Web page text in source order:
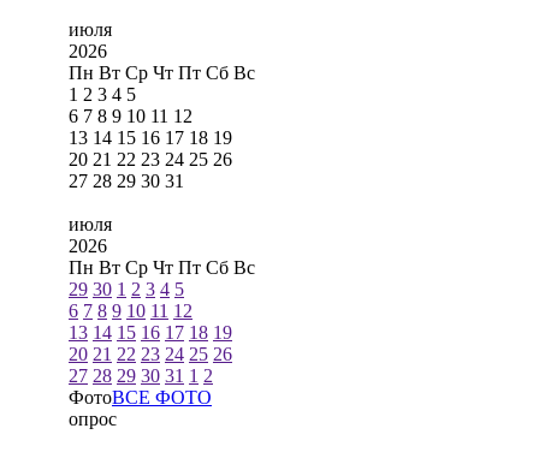
июля
2026
Пн Вт Ср Чт Пт Сб Вс
1 2 3 4 5
6 7 8 9 10 11 12
13 14 15 16 17 18 19
20 21 22 23 24 25 26
27 28 29 30 31
июля
2026
Пн Вт Ср Чт Пт Сб Вс
29 30 1 2 3 4 5
6 7 8 9 10 11 12
13 14 15 16 17 18 19
20 21 22 23 24 25 26
27 28 29 30 31 1 2
ФотоВСЕ ФОТО
опрос